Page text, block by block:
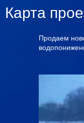
Карта
Продаем